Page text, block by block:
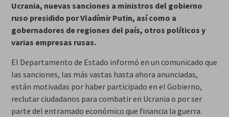
Ucrania, nuevas sanciones a ministros del gobierno
ruso presidido por Vladímir Putin, así como a
gobernadores de regiones del país, otros políticos y
varias empresas rusas.
El Departamento de Estado informó en un comunicado que
las sanciones, las más vastas hasta ahora anunciadas,
están motivadas por haber participado en el Gobierno,
reclutar ciudadanos para combatir en Ucrania o por ser
parte del entramado económico que financia la guerra.